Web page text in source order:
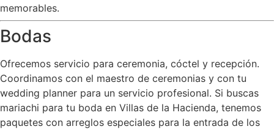
memorables.
Bodas
Ofrecemos servicio para ceremonia, cóctel y recepción.
Coordinamos con el maestro de ceremonias y con tu
wedding planner para un servicio profesional. Si buscas
mariachi para tu boda en Villas de la Hacienda, tenemos
paquetes con arreglos especiales para la entrada de los